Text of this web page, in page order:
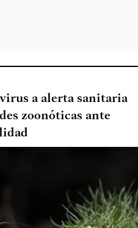
a alerta sanitaria
zoonóticas ante